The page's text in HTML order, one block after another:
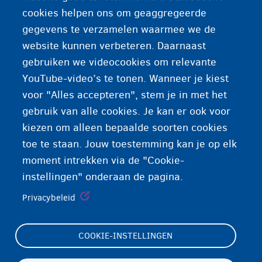
boerka) te dragen.
Vrijheid van godsdienst
cookies helpen ons om geaggregeerde
gegevens te verzamelen waarmee we de
website kunnen verbeteren. Daarnaast
gebruiken we videocookies om relevante
YouTube-video’s te tonen. Wanneer je kiest
voor "Alles accepteren", stem je in met het
gebruik van alle cookies. Je kan er ook voor
kiezen om alleen bepaalde soorten cookies
toe te staan. Jouw toestemming kan je op elk
moment intrekken via de "Cookie-
instellingen" onderaan de pagina.
Privacybeleid
COOKIE-INSTELLINGEN
Footer
Cookie-instellingen